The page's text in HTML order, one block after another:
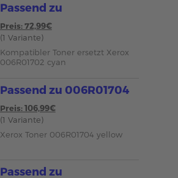
Passend zu
Preis: 72,99€
(1 Variante)
Kompatibler Toner ersetzt Xerox
006R01702 cyan
Passend zu 006R01704
Preis: 106,99€
(1 Variante)
Xerox Toner 006R01704 yellow
Passend zu